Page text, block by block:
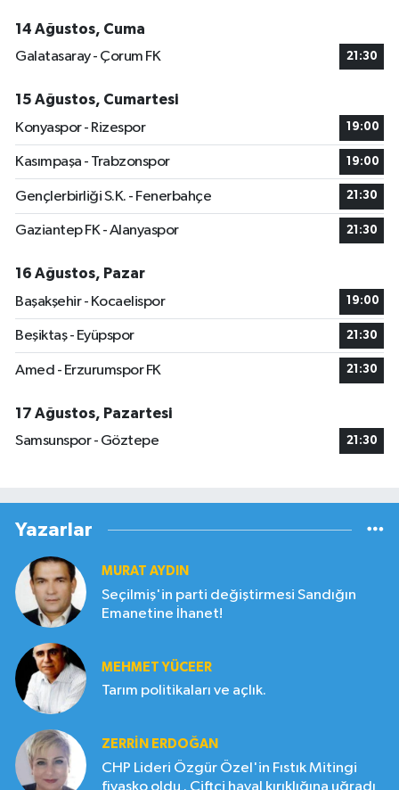
14 Ağustos, Cuma
Galatasaray - Çorum FK
21:30
15 Ağustos, Cumartesi
Konyaspor - Rizespor
19:00
Kasımpaşa - Trabzonspor 19:00
Gençlerbirliği S.K. - Fenerbahçe 21:30
Gaziantep FK - Alanyaspor 21:30
16 Ağustos, Pazar
Başakşehir - Kocaelispor
19:00
Beşiktaş - Eyüpspor 21:30
Amed - Erzurumspor FK 21:30
17 Ağustos, Pazartesi
Samsunspor - Göztepe
21:30
Yazarlar
MURAT AYDIN
Seçilmiş'in parti değiştirmesi Sandığın
Emanetine İhanet!
MEHMET YÜCEER
Tarım politikaları ve açlık.
ZERRIN ERDOĞAN
CHP Lideri Özgür Özel'in Fıstık Mitingi
fiyasko oldu . Çiftçi hayal kırıklığına uğradı